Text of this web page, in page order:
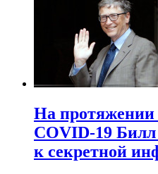
На протяжении
COVID-19 Билл
к секретной